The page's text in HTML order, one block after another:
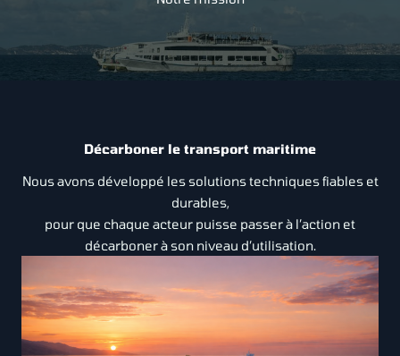
Décarboner le transport maritime
Nous avons développé les solutions techniques fiables et
durables,
pour que chaque acteur puisse passer à l’action et
décarboner à son niveau d’utilisation.